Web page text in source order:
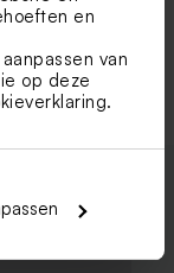
en
van
op deze
.